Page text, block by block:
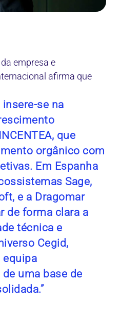
empresa e
afirma que
insere-se na
que
orgânico com
Em Espanha
Sage,
e a Dragomar
de forma clara a
técnica e
Cegid,
equipa
uma base de